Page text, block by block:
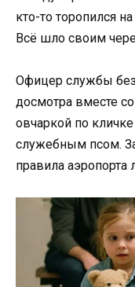
кто-то торопился
Всё шло своим
Офицер службы
досмотра вместе
овчаркой по
служебным псом.
правила